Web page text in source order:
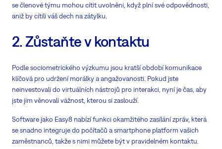
se členové týmu mohou cítit uvolněni, když plní své odpovědnosti,
aniž by cítili váš dech na zátylku.
2. Zůstaňte v kontaktu
Podle sociometrického výzkumu jsou kratší období komunikace
klíčová pro udržení morálky a angažovanosti. Pokud jste
neinvestovali do virtuálních nástrojů pro interakci, nyní je čas, aby
jste jim věnovali vážnost, kterou si zaslouží.
Software jako Easy8 nabízí funkci okamžitého zasílání zpráv, která
se snadno integruje do počítačů a smartphone platform vašich
zaměstnanců, takže s nimi můžete být v pravidelném kontaktu.